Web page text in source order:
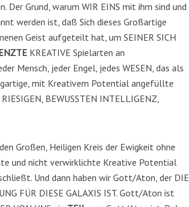
Der Grund, warum WIR EINS mit ihm sind und
werden ist, daß Sich dieses Großartige
Geist aufgeteilt hat, um SEINER SICH
KREATIVE Spielarten an
Mensch, jeder Engel, jedes WESEN, das als
mit Kreativem Potential angefüllte
BEWUSSTEN INTELLIGENZ,
Großen, Heiligen Kreis der Ewigkeit ohne
und nicht verwirklichte Kreative Potential
Und dann haben wir Gott/Aton, der DIE
FÜR DIESE GALAXIS IST. Gott/Aton ist